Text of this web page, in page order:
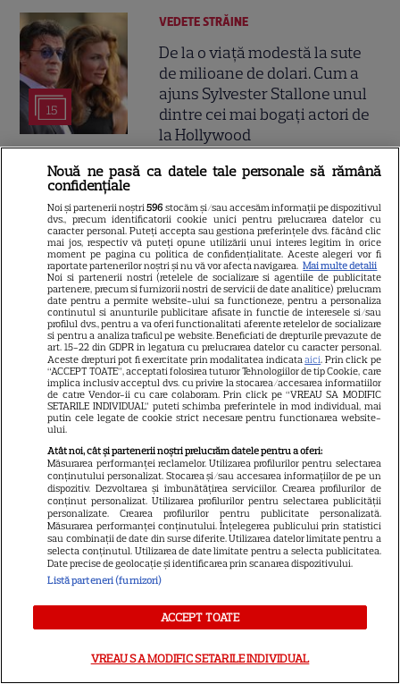
15
VEDETE STRĂINE
De la o viață modestă la sute
de milioane de dolari. Cum a
ajuns Sylvester Stallone unul
dintre cei mai bogați actori de
la Hollywood
Tabloidele scriu despre o nouă
idilă: „Irina Shayk se iubește cu
starul mai mic cu 11 ani”
Distincție specială pentru
Nadia Comăneci la Montreal:
„Aceasta este a zecea mea
medalie olimpică”
Alexandru Ciucu, fostul soț al
Alinei Sorescu, nu a fost lăsat
să intre la Nibiru. „Am aflat cu
tristețe”, a povestit el. De ce a
Nouă ne pasă ca datele tale personale să rămână
confidențiale
Noi și partenerii noștri596 stocăm și/sau accesăm informații pe dispozitivul
dvs., precum identificatorii cookie unici pentru prelucrarea datelor cu
caracter personal. Puteți accepta sau gestiona preferințele dvs. făcând clic
mai jos, respectiv vă puteți opune utilizării unui interes legitim în orice
moment pe pagina cu politica de confidențialitate. Aceste alegeri vor fi
raportate partenerilor noștri și nu vă vor afecta navigarea. Mai multe detalii
Noi si partenerii nostri (retelele de socializare si agentiile de publicitate
partenere, precum si furnizorii nostri de servicii de date analitice) prelucram
date pentru a permite website-ului sa functioneze, pentru a personaliza
continutul si anunturile publicitare afisate in functie de interesele si/sau
profilul dvs., pentru a va oferi functionalitati aferente retelelor de socializare
si pentru a analiza traficul pe website. Beneficiati de drepturile prevazute de
art. 15-22 din GDPR in legatura cu prelucrarea datelor cu caracter personal.
Aceste drepturi pot fi exercitate prin modalitatea indicataaici. Prin click pe
“ACCEPT TOATE”, acceptati folosirea tuturor Tehnologiilor de tip Cookie, care
implica inclusiv acceptul dvs. cu privire la stocarea/accesarea informatiilor
de catre Vendor-ii cu care colaboram. Prin click pe “VREAU SA MODIFIC
SETARILE INDIVIDUAL” puteti schimba preferintele in mod individual, mai
putin cele legate de cookie strict necesare pentru functionarea website-
ului.
Atât noi, cât și partenerii noștri prelucrăm datele pentru a oferi:
Măsurarea performanței reclamelor. Utilizarea profilurilor pentru selectarea
conținutului personalizat. Stocarea și/sau accesarea informațiilor de pe un
dispozitiv. Dezvoltarea și îmbunătățirea serviciilor. Crearea profilurilor de
conținut personalizat. Utilizarea profilurilor pentru selectarea publicității
personalizate. Crearea profilurilor pentru publicitate personalizată.
Măsurarea performanței conținutului. Înțelegerea publicului prin statistici
sau combinații de date din surse diferite. Utilizarea datelor limitate pentru a
selecta conținutul. Utilizarea de date limitate pentru a selecta publicitatea.
Date precise de geolocație și identificarea prin scanarea dispozitivului.
Listă parteneri (furnizori)
ACCEPT TOATE
VREAU SA MODIFIC SETARILE INDIVIDUAL